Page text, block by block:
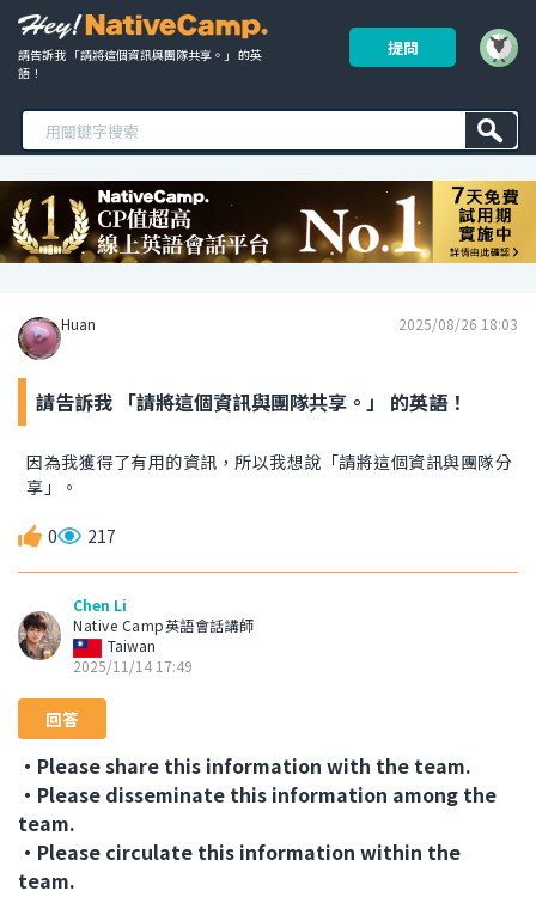
請告訴我 「請將這個資訊與團隊共享。」 的英
語！
提問
Huan 2025/08/26 18:03
請告訴我 「請將這個資訊與團隊共享。」 的英語！
因為我獲得了有用的資訊，所以我想說「請將這個資訊與團隊分
享」。
0 217
Chen Li
Native Camp英語會話講師
Taiwan
2025/11/14 17:49
回答
・Please share this information with the team.
・Please disseminate this information among the
team.
・Please circulate this information within the
team.